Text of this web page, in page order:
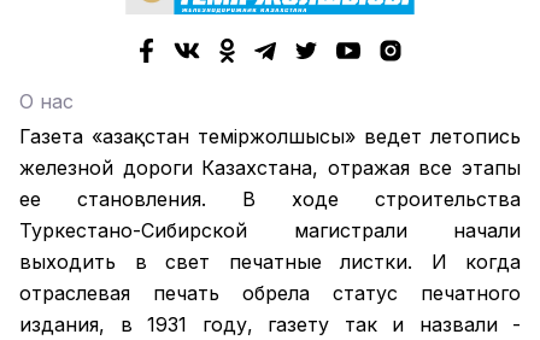
О нас
Газета «Қазақстан теміржолшысы» ведет летопись
железной дороги Казахстана, отражая все этапы
ее становления. В ходе строительства
Туркестано-Сибирской магистрали начали
выходить в свет печатные листки. И когда
отраслевая печать обрела статус печатного
издания, в 1931 году, газету так и назвали -